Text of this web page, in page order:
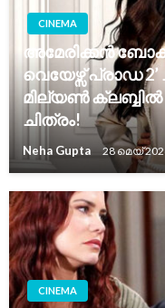
CINEMA
അമേരിക്കൻ
വെയേഴ്സ് പ്രാഡ 2’
മില്യൺ ക്ലബ്ബിൽ
ചിത്രം!
Neha Gupta 28 മെയ്‌
CINEMA